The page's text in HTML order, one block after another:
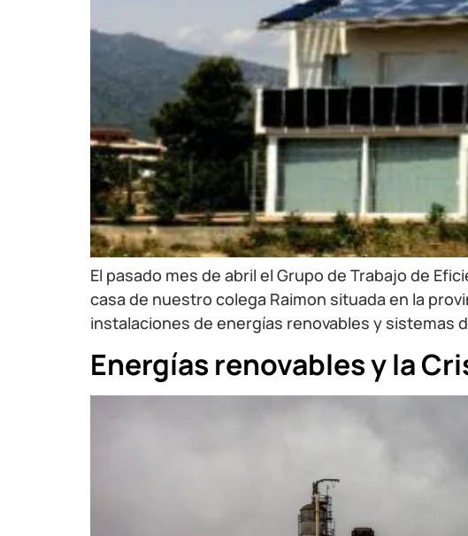
El pasado mes de abril el Grupo de Trabajo de
casa de nuestro colega Raimon situada en la
instalaciones de energías renovables y sistemas
Energías renovables y la